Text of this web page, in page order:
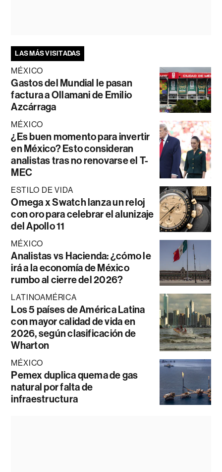
LAS MÁS VISITADAS
MÉXICO
Gastos del Mundial le pasan
factura a Ollamani de Emilio
Azcárraga
MÉXICO
¿Es buen momento para invertir
en México? Esto consideran
analistas tras no renovarse el T-
MEC
ESTILO DE VIDA
Omega x Swatch lanza un reloj
con oro para celebrar el alunizaje
del Apollo 11
MÉXICO
Analistas vs Hacienda: ¿cómo le
irá a la economía de México
rumbo al cierre del 2026?
LATINOAMÉRICA
Los 5 países de América Latina
con mayor calidad de vida en
2026, según clasificación de
Wharton
MÉXICO
Pemex duplica quema de gas
natural por falta de
infraestructura